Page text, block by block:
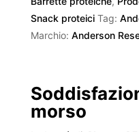
Snack proteici Tag:
Marchio: Anderson
morso